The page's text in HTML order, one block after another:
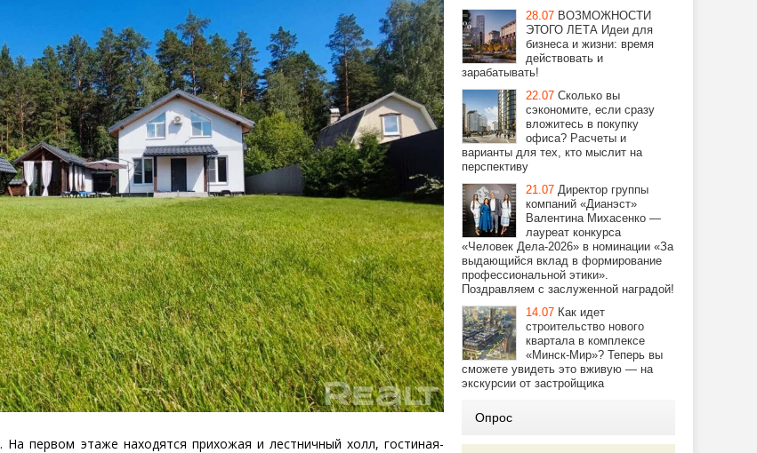
. На первом этаже находятся прихожая и лестничный холл, гостиная-
28.07 ВОЗМОЖНОСТИ
ЭТОГО ЛЕТА Идеи для
бизнеса и жизни: время
действовать и
зарабатывать!
22.07 Сколько вы
сэкономите, если сразу
вложитесь в покупку
офиса? Расчеты и
варианты для тех, кто мыслит на
перспективу
21.07 Директор группы
компаний «Дианэст»
Валентина Михасенко —
лауреат конкурса
«Человек Дела-2026» в номинации «За
выдающийся вклад в формирование
профессиональной этики».
Поздравляем с заслуженной наградой!
14.07 Как идет
строительство нового
квартала в комплексе
«Минск-Мир»? Теперь вы
сможете увидеть это вживую — на
экскурсии от застройщика
Опрос